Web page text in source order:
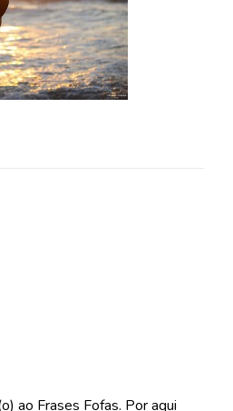
ao Frases Fofas. Por aqui